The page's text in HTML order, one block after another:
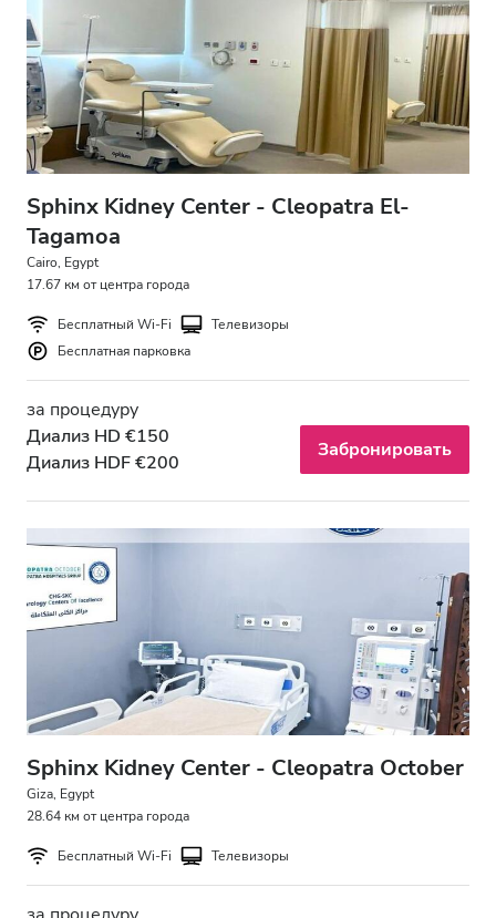
Sphinx Kidney Center - Cleopatra El-
Tagamoa
Cairo, Egypt
17.67 км от центра города
Бесплатный Wi-Fi
Телевизоры
Бесплатная парковка
за процедуру
Диализ HD €150
Диализ HDF €200
Забронировать
Sphinx Kidney Center - Cleopatra October
Giza, Egypt
28.64 км от центра города
Бесплатный Wi-Fi Телевизоры